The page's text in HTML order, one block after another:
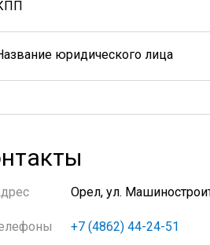
юридического лица
Орел, ул.
+7 (4862) 44-24-51